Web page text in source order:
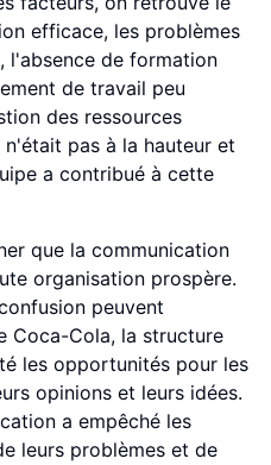
efficace, les problèmes
l'absence de formation
de travail peu
des ressources
pas à la hauteur et
a contribué à cette
que la communication
organisation prospère.
peuvent
Coca-Cola, la structure
les opportunités pour les
opinions et leurs idées.
a empêché les
leurs problèmes et de